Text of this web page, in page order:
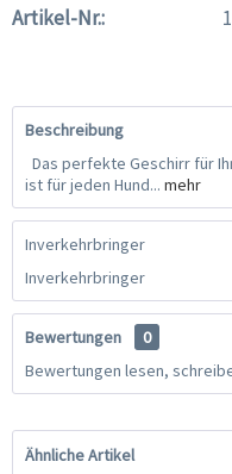
Artikel-Nr.:
Beschreibung
Das perfekte Geschirr für
ist für jeden Hund... mehr
Inverkehrbringer
Inverkehrbringer
Bewertungen
0
Bewertungen lesen,
Ähnliche Artikel